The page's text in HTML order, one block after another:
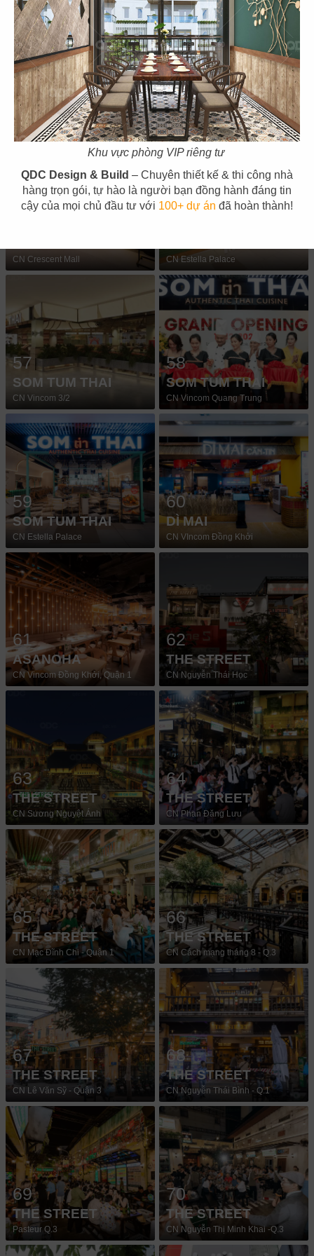
Khu vực phòng VIP riêng tư
QDC Design & Build – Chuyên thiết kế & thi công nhà
hàng trọn gói, tự hào là người bạn đồng hành đáng tin
cậy của mọi chủ đầu tư với 100+ dự án đã hoàn thành!
53
BẮC KIM THANG
CN Marina IFC
54
BẮC KIM THANG
CN Thiso Mall Sala
CN Crescent Mall CN Estella Palace
57
SOM TUM THAI
CN Vincom 3/2
58
SOM TUM THAI
CN Vincom Quang Trung
59
SOM TUM THAI
CN Estella Palace
60
DÌ MAI
CN VIncom Đồng Khởi
61
ASANOHA
CN Vincom Đồng Khởi, Quận 1
62
THE STREET
CN Nguyễn Thái Học
63
THE STREET
CN Sương Nguyệt Ánh
64
THE STREET
CN Phan Đăng Lưu
65
THE STREET
CN Mạc Đĩnh Chi - Quận 1
66
THE STREET
CN Cách mạng tháng 8 - Q.3
67
THE STREET
CN Lê Văn Sỹ - Quận 3
68
THE STREET
CN Nguyễn Thái Bình - Q.1
69
THE STREET
Pasteur Q.3
70
THE STREET
CN Nguyễn Thị Minh Khai -Q.3